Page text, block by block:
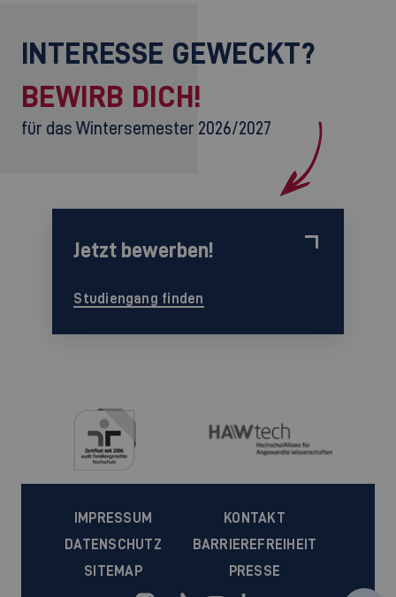
INTERESSE GEWECKT?
BEWIRB DICH!
für das Wintersemester 2026/2027
Jetzt bewerben!
Studiengang finden
IMPRESSUM
KONTAKT
DATENSCHUTZ
BARRIEREFREIHEIT
SITEMAP
PRESSE